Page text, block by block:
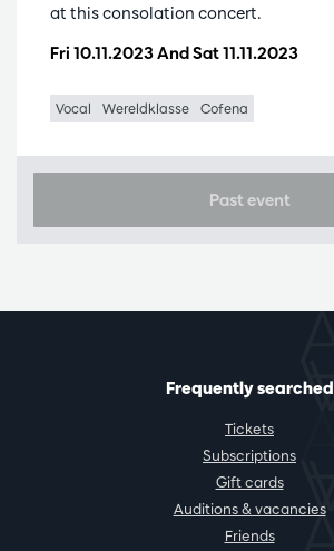
Fri 10.11.2023AndSat 11.11.2023
at this consolation concert.
Vocal Wereldklasse Cofena
Past event
Frequently searched
Tickets
Subscriptions
Gift cards
Auditions & vacancies
Friends